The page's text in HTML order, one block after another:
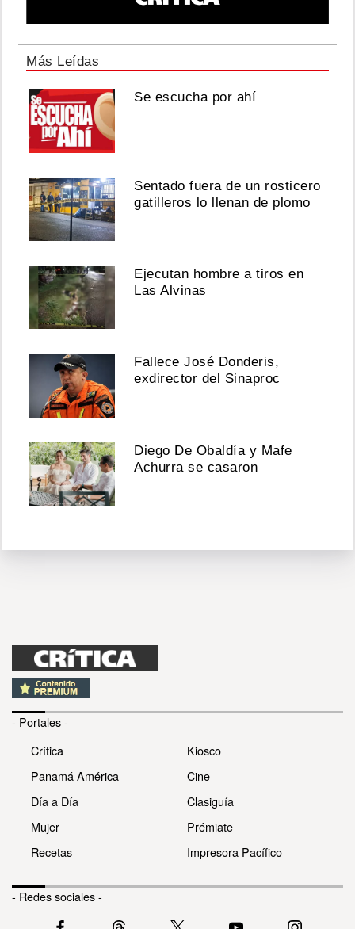
Más Leídas
Se escucha por ahí
Sentado fuera de un rosticero
gatilleros lo llenan de plomo
Ejecutan hombre a tiros en
Las Alvinas
Fallece José Donderis,
exdirector del Sinaproc
Diego De Obaldía y Mafe
Achurra se casaron
- Portales -
Crítica
Panamá América
Día a Día
Mujer
Recetas
Kiosco
Cine
Clasiguía
Prémiate
Impresora Pacífico
- Redes sociales -